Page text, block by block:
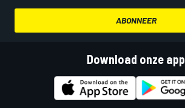
ABONNEER
Download onze app